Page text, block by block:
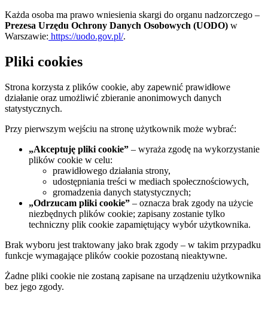
Każda osoba ma prawo wniesienia skargi do organu nadzorczego –
Prezesa Urzędu Ochrony Danych Osobowych (UODO) w
Warszawie: https://uodo.gov.pl/.
Pliki cookies
Strona korzysta z plików cookie, aby zapewnić prawidłowe
działanie oraz umożliwić zbieranie anonimowych danych
statystycznych.
Przy pierwszym wejściu na stronę użytkownik może wybrać:
„Akceptuję pliki cookie” – wyraża zgodę na wykorzystanie
plików cookie w celu:
prawidłowego działania strony,
udostępniania treści w mediach społecznościowych,
gromadzenia danych statystycznych;
„Odrzucam pliki cookie” – oznacza brak zgody na użycie
niezbędnych plików cookie; zapisany zostanie tylko
techniczny plik cookie zapamiętujący wybór użytkownika.
Brak wyboru jest traktowany jako brak zgody – w takim przypadku
funkcje wymagające plików cookie pozostaną nieaktywne.
Żadne pliki cookie nie zostaną zapisane na urządzeniu użytkownika
bez jego zgody.